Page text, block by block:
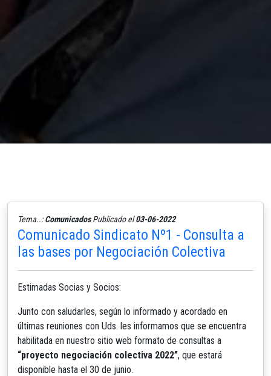
Tema..:ComunicadosPublicado el03-06-2022
Comunicado Sindicato Nº1 - Consulta a
las bases por Negociación Colectiva
Estimadas Socias y Socios:
Junto con saludarles, según lo informado y acordado en
últimas reuniones con Uds. les informamos que se encuentra
habilitada en nuestro sitio web formato de consultas a
“proyecto negociación colectiva 2022”, que estará
disponible hasta el 30 de junio.